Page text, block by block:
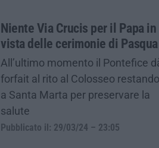
Niente Via Crucis per il Papa in
vista delle cerimonie di Pasqua
All’ultimo momento il Pontefice
forfait al rito al Colosseo restando
a Santa Marta per preservare la
salute
Pubblicato il: 29/03/24 – 23:05